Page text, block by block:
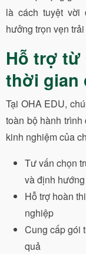
là cách tuyệt vời
hưởng trọn vẹn
Hỗ trợ từ
thời gian
Tại OHA EDU,
toàn bộ hành
kinh nghiệm của
Tư vấn chọn
và định
Hỗ trợ hoàn
nghiệp
Cung cấp gói
quả